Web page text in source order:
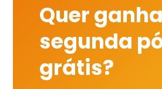
Quer
segunda
grátis?